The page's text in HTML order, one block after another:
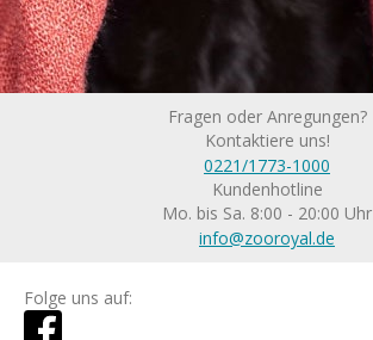
Fragen oder Anregungen?
Kontaktiere uns!
0221/1773-1000
Kundenhotline
Mo. bis Sa. 8:00 - 20:00 Uhr
info@zooroyal.de
Folge uns auf: